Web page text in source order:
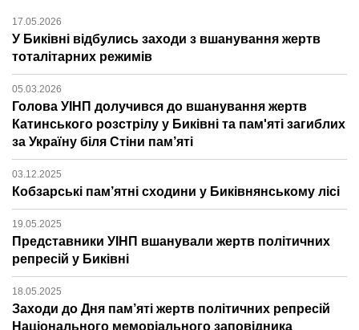
17.05.2026
У Биківні відбулись заходи з вшанування жертв
тоталітарних режимів
05.03.2026
Голова УІНП долучився до вшанування жертв
Катинського розстрілу у Биківні та пам'яті загиблих
за Україну біля Стіни пам’яті
03.12.2025
Кобзарські пам’ятні сходини у Биківнянському лісі
19.05.2025
Представники УІНП вшанували жертв політичних
репресій у Биківні
18.05.2025
Заходи до Дня пам’яті жертв політичних репресій
Національного меморіального заповідника